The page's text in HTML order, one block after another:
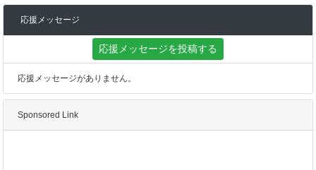
応援メッセージ
応援メッセージを投稿する
応援メッセージがありません。
Sponsored Link